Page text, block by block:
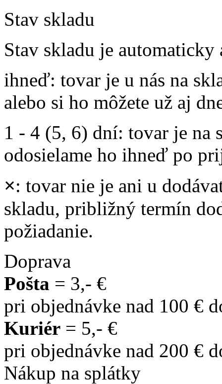
Stav skladu
Stav skladu je
ihneď: tovar je u nás na
alebo si ho môžete už aj
1 - 4 (5, 6) dní: tovar je na
odosielame ho ihneď po
×: tovar nie je ani u
skladu, približný termín
požiadanie.
Doprava
Pošta = 3,- €
pri objednávke nad 100 €
Kuriér = 5,- €
pri objednávke nad 200 €
Nákup na splátky